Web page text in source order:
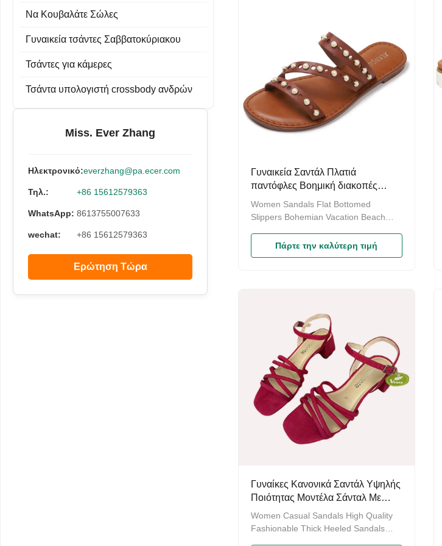
Να Κουβαλάτε Σώλες
Γυναικεία τσάντες Σαββατοκύριακου
Τσάντες για κάμερες
Τσάντα υπολογιστή crossbody ανδρών
Miss. Ever Zhang
Ηλεκτρονικό:everzhang@pa.ecer.com
Τηλ.: +86 15612579363
WhatsApp: 8613755007633
wechat: +86 15612579363
Ερώτηση Τώρα
Γυναικεία Σαντάλ Πλατιά
παντόφλες Βοημική διακοπές
Σαντάλ παραλία Καλοκαιρινά
παντόφλες
Women Sandals Flat Bottomed
Slippers Bohemian Vacation Beach
top layer cowhide upper, it is
comfortable, soft, and has a
Πάρτε την καλύτερη τιμή
Γυναίκες Κανονικά Σαντάλ Υψηλής
Ποιότητας Μοντέλα Σάνταλ Με
Σπαστά Τακούνια
Women Casual Sandals High Quality
Fashionable Thick Heeled Sandals